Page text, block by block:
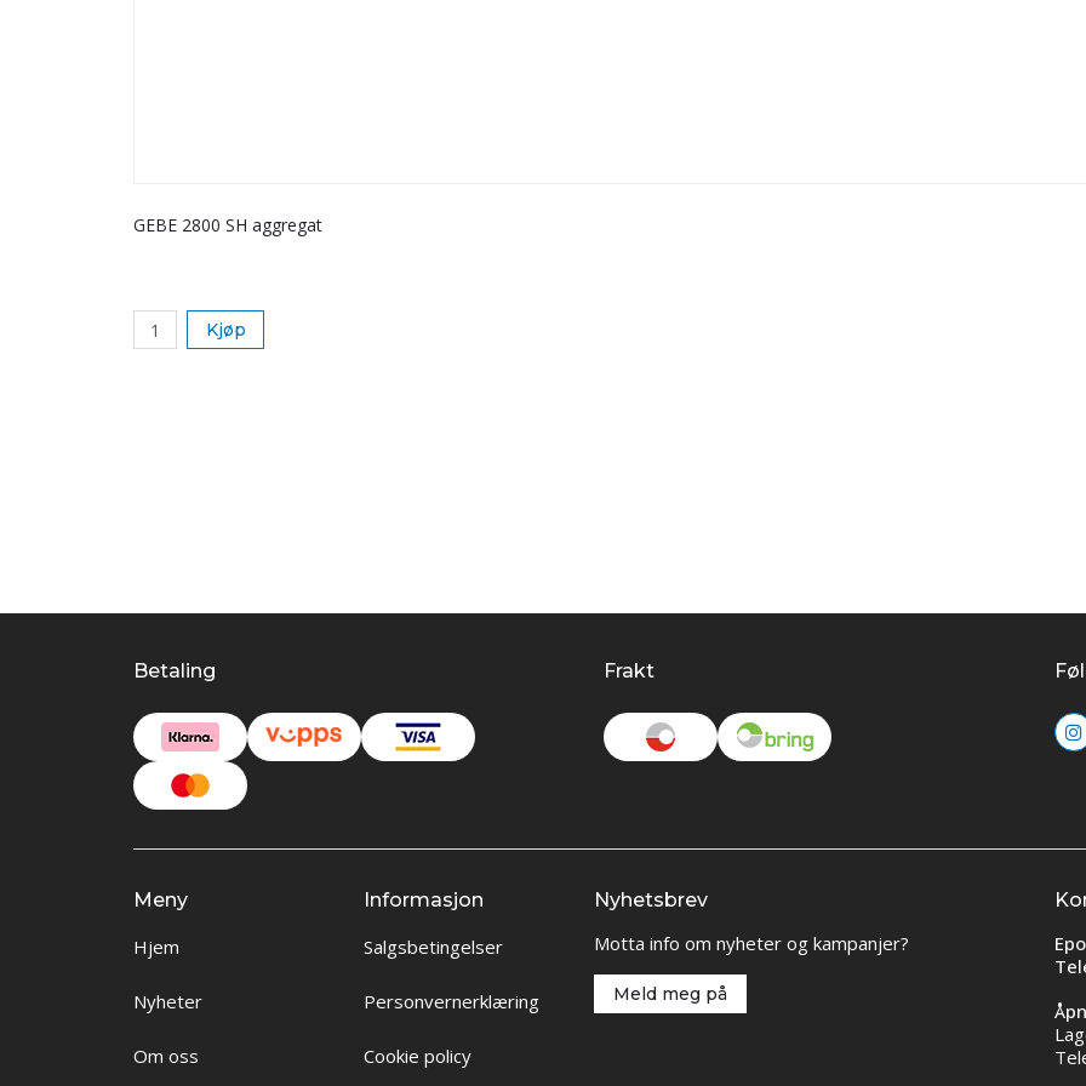
GEBE 2800 SH aggregat
Kjøp
Betaling Frakt
Meny
Hjem
Nyheter
Om oss
Informasjon
Salgsbetingelser
Personvernerklæring
Cookie policy
Nyhetsbrev
Motta info om nyheter og kampanjer?
Meld meg på